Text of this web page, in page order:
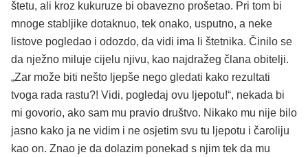
štetu, ali kroz kukuruze bi obavezno prošetao. Pri tom bi
mnoge stabljike dotaknuo, tek onako, usputno, a neke
listove pogledao i odozdo, da vidi ima li štetnika. Činilo se
da nježno miluje cijelu njivu, kao najdražeg člana obitelji.
„Zar može biti nešto ljepše nego gledati kako rezultati
tvoga rada rastu?! Vidi, pogledaj ovu ljepotu!“, nekada bi
mi govorio, ako sam mu pravio društvo. Nikako mu nije bilo
jasno kako ja ne vidim i ne osjetim svu tu ljepotu i čaroliju
kao on. Znao je da dolazim ponekad s njim tek da mu